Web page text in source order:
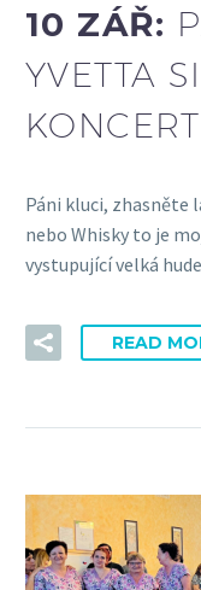
10 ZÁŘ:
YVETTA
Páni kluci, zhasněte
nebo Whisky to je
vystupující velká
READ